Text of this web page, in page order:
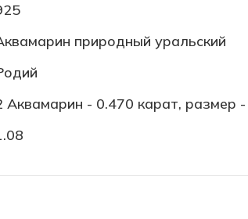
природный уральский
Аквамарин - 0.470 карат, размер